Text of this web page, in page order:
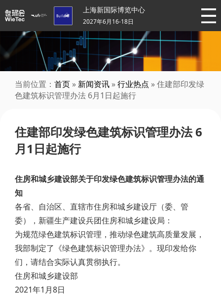
上海新国际博览中心
2027年6月16-18日
当前位置： 首页 » 新闻资讯 »行业热点 » 住建部印发绿
色建筑标识管理办法 6月1日起施行
住建部印发绿色建筑标识管理办法 6
月1日起施行
住房和城乡建设部关于印发绿色建筑标识管理办法的通
知
各省、自治区、直辖市住房和城乡建设厅（委、管
委），新疆生产建设兵团住房和城乡建设局：
为规范绿色建筑标识管理，推动绿色建筑高质量发展，
我部制定了《绿色建筑标识管理办法》。现印发给你
们，请结合实际认真贯彻执行。
住房和城乡建设部
2021年1月8日